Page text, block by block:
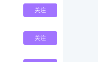
关注
关注